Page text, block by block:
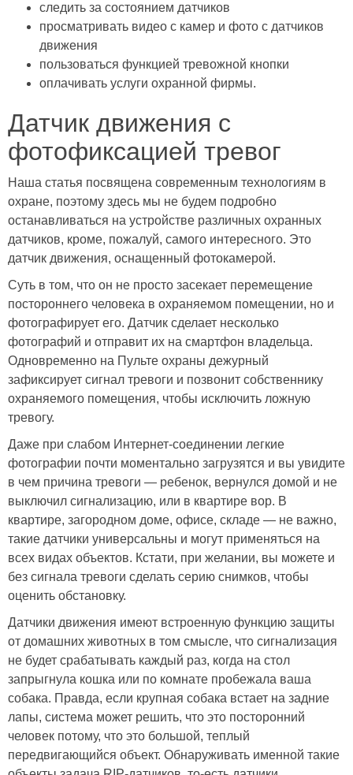
следить за состоянием датчиков
просматривать видео с камер и фото с датчиков
движения
пользоваться функцией тревожной кнопки
оплачивать услуги охранной фирмы.
Датчик движения с
фотофиксацией тревог
Наша статья посвящена современным технологиям в
охране, поэтому здесь мы не будем подробно
останавливаться на устройстве различных охранных
датчиков, кроме, пожалуй, самого интересного. Это
датчик движения, оснащенный фотокамерой.
Суть в том, что он не просто засекает перемещение
постороннего человека в охраняемом помещении, но и
фотографирует его. Датчик сделает несколько
фотографий и отправит их на смартфон владельца.
Одновременно на Пульте охраны дежурный
зафиксирует сигнал тревоги и позвонит собственнику
охраняемого помещения, чтобы исключить ложную
тревогу.
Даже при слабом Интернет-соединении легкие
фотографии почти моментально загрузятся и вы увидите
в чем причина тревоги — ребенок, вернулся домой и не
выключил сигнализацию, или в квартире вор. В
квартире, загородном доме, офисе, складе — не важно,
такие датчики универсальны и могут применяться на
всех видах объектов. Кстати, при желании, вы можете и
без сигнала тревоги сделать серию снимков, чтобы
оценить обстановку.
Датчики движения имеют встроенную функцию защиты
от домашних животных в том смысле, что сигнализация
не будет срабатывать каждый раз, когда на стол
запрыгнула кошка или по комнате пробежала ваша
собака. Правда, если крупная собака встает на задние
лапы, система может решить, что это посторонний
человек потому, что это большой, теплый
передвигающийся объект. Обнаруживать именной такие